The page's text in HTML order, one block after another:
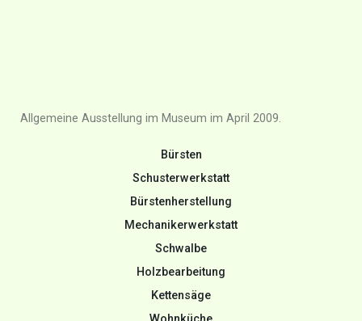
Allgemeine Ausstellung im Museum im April 2009.
Bürsten
Schusterwerkstatt
Bürstenherstellung
Mechanikerwerkstatt
Schwalbe
Holzbearbeitung
Kettensäge